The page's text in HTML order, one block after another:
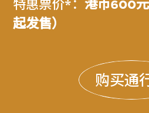
特惠票价*：港币600
起发售）
购买通